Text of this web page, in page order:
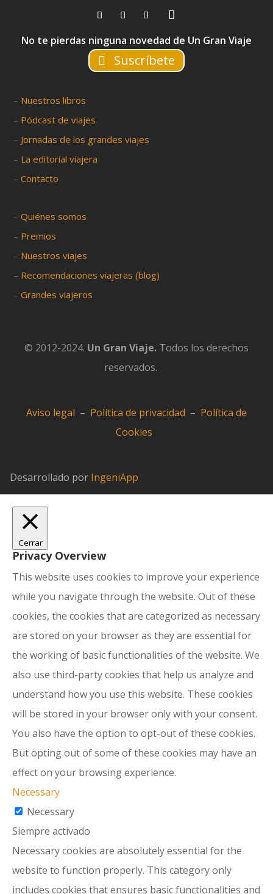
No te pierdas ninguna novedad de Un Gran Viaje
Suscríbete
– Nuestros libros
– Pódcast de viajes
– Jornadas de los grandes viajes
– La editorial viajera
–Contacto
–Quiénes somos
– Premios
– Nuestros viajes
– Recomendaciones viajeras (blog)
–Grandes viajeros
© 2012-2024. Un Gran Viaje. Todos los derechos
reservados.
Aviso legal – Política de privacidad – Política de
Cookies
Desarrollado por IngeniApp
Cerrar
Privacy Overview
This website uses cookies to improve your experience
while you navigate through the website. Out of these
cookies, the cookies that are categorized as necessary
are stored on your browser as they are essential for
the working of basic functionalities of the website. We
also use third-party cookies that help us analyze and
understand how you use this website. These cookies
will be stored in your browser only with your consent.
You also have the option to opt-out of these cookies.
But opting out of some of these cookies may have an
effect on your browsing experience.
Necessary
Necessary
Siempre activado
Necessary cookies are absolutely essential for the
website to function properly. This category only
includes cookies that ensures basic functionalities and